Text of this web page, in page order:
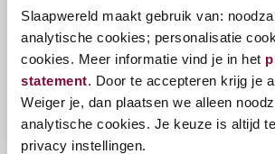
Slaapwereld maakt gebruik van:
analytische cookies; personalisatie
cookies. Meer informatie vind je in het
statement. Door te accepteren krijg je
Weiger je, dan plaatsen we alleen
analytische cookies. Je keuze is altijd
privacy instellingen.
Serta Royalty Executive Latex matras
v.a.€2.949,00